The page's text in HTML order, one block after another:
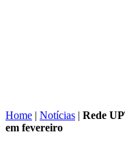
Home | Notícias | Rede
em fevereiro